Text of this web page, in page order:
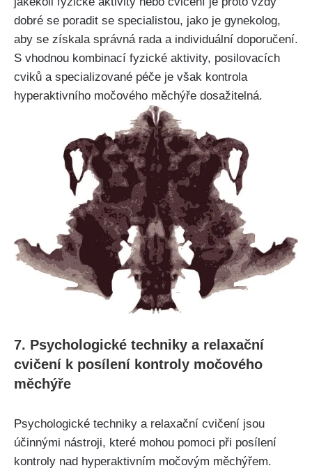
dobré se poradit ​se specialistou, jako ⁣je gynekolog,
aby se získala správná rada ⁣a individuální doporučení.
‌S⁢ vhodnou kombinací fyzické ​aktivity, ⁣posilovacích
cviků⁤ a specializované ‍péče⁤ je ‌však ⁣kontrola
hyperaktivního močového⁣ měchýře dosažitelná.
7. ⁤Psychologické⁢ techniky a ​relaxační
⁣cvičení k⁤ posílení kontroly močového
měchýře
Psychologické techniky a relaxační cvičení jsou
účinnými ‍nástroji, které ‍mohou pomoci⁣ při ‌posílení
kontroly‌ nad hyperaktivním močovým měchýřem.